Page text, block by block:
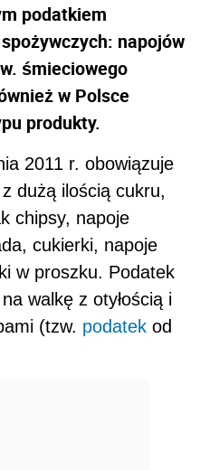
podatkiem
napojów
śmieciowego
w Polsce
produkty.
2011 r. obowiązuje
dużą ilością cukru,
chipsy, napoje
cukierki, napoje
w proszku. Podatek
walkę z otyłością i
(tzw. podatek od